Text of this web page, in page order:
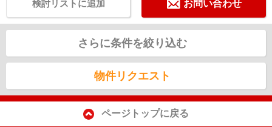
お問い合わせ
検討リストに追加
さらに条件を絞り込む
物件リクエスト
ページトップに戻る